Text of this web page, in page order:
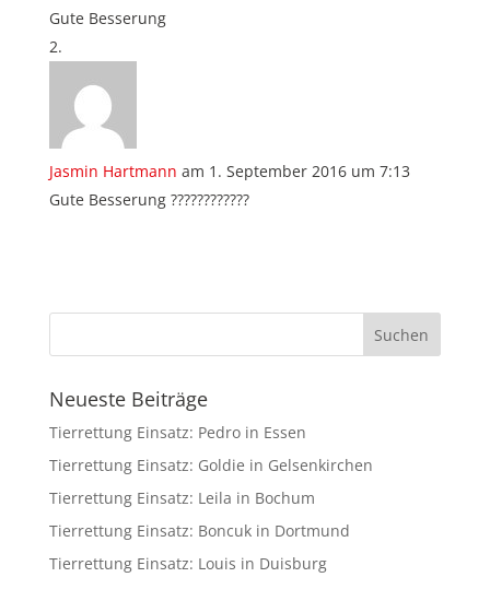
Gute Besserung
Jasmin Hartmann am 1. September 2016 um 7:13
Gute Besserung ????????????
Neueste Beiträge
Tierrettung Einsatz: Pedro in Essen
Tierrettung Einsatz: Goldie in Gelsenkirchen
Tierrettung Einsatz: Leila in Bochum
Tierrettung Einsatz: Boncuk in Dortmund
Tierrettung Einsatz: Louis in Duisburg